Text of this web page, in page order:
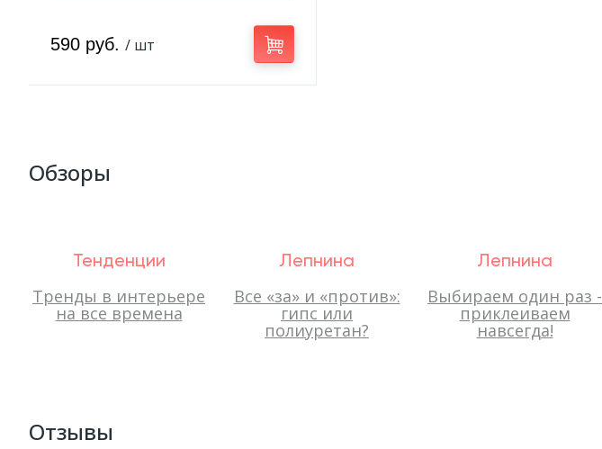
590 руб. / шт
Обзоры
Тенденции
Тренды в интерьере
на все времена
Лепнина
Все «за» и «против»:
гипс или
полиуретан?
Лепнина
Выбираем один раз -
приклеиваем
навсегда!
Отзывы